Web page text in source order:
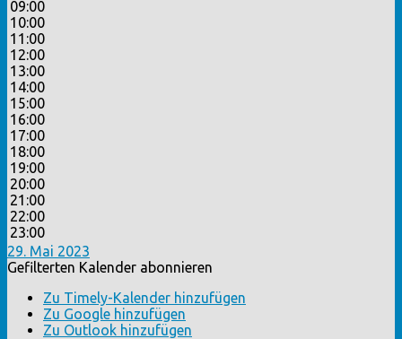
09:00
10:00
11:00
12:00
13:00
14:00
15:00
16:00
17:00
18:00
19:00
20:00
21:00
22:00
23:00
29. Mai 2023
Gefilterten Kalender abonnieren
Zu Timely-Kalender hinzufügen
Zu Google hinzufügen
Zu Outlook hinzufügen